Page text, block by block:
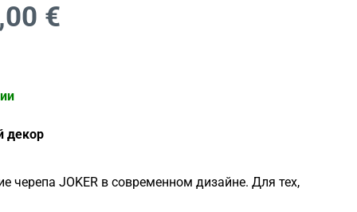
€
декор
черепа JOKER в современном дизайне. Для тех,